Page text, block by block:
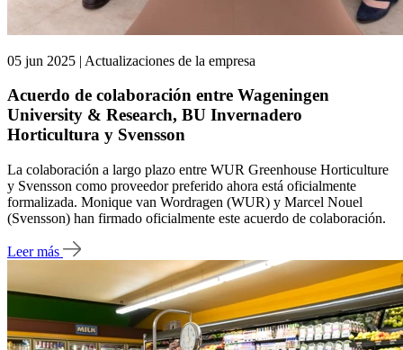
05 jun 2025 | Actualizaciones de la empresa
Acuerdo de colaboración entre Wageningen
University & Research, BU Invernadero
Horticultura y Svensson
La colaboración a largo plazo entre WUR Greenhouse Horticulture
y Svensson como proveedor preferido ahora está oficialmente
formalizada. Monique van Wordragen (WUR) y Marcel Nouel
(Svensson) han firmado oficialmente este acuerdo de colaboración.
Leer más